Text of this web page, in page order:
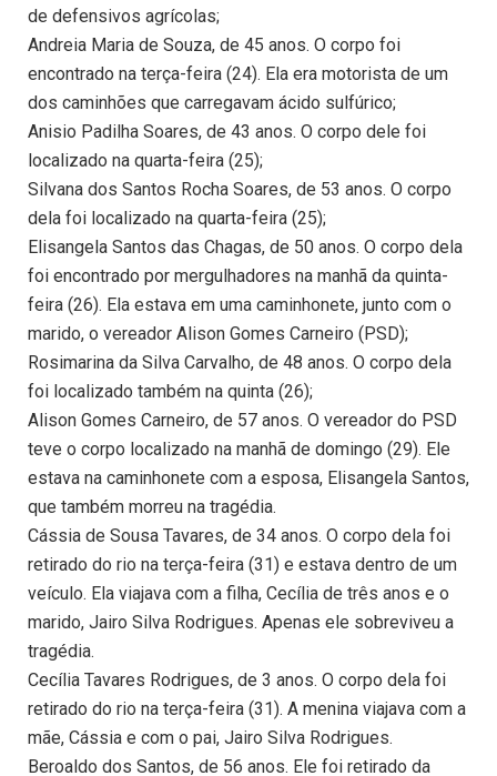
de defensivos agrícolas;
Andreia Maria de Souza, de 45 anos. O corpo foi
encontrado na terça-feira (24). Ela era motorista de um
dos caminhões que carregavam ácido sulfúrico;
Anisio Padilha Soares, de 43 anos. O corpo dele foi
localizado na quarta-feira (25);
Silvana dos Santos Rocha Soares, de 53 anos. O corpo
dela foi localizado na quarta-feira (25);
Elisangela Santos das Chagas, de 50 anos. O corpo dela
foi encontrado por mergulhadores na manhã da quinta-
feira (26). Ela estava em uma caminhonete, junto com o
marido, o vereador Alison Gomes Carneiro (PSD);
Rosimarina da Silva Carvalho, de 48 anos. O corpo dela
foi localizado também na quinta (26);
Alison Gomes Carneiro, de 57 anos. O vereador do PSD
teve o corpo localizado na manhã de domingo (29). Ele
estava na caminhonete com a esposa, Elisangela Santos,
que também morreu na tragédia.
Cássia de Sousa Tavares, de 34 anos. O corpo dela foi
retirado do rio na terça-feira (31) e estava dentro de um
veículo. Ela viajava com a filha, Cecília de três anos e o
marido, Jairo Silva Rodrigues. Apenas ele sobreviveu a
tragédia.
Cecília Tavares Rodrigues, de 3 anos. O corpo dela foi
retirado do rio na terça-feira (31). A menina viajava com a
mãe, Cássia e com o pai, Jairo Silva Rodrigues.
Beroaldo dos Santos, de 56 anos. Ele foi retirado da